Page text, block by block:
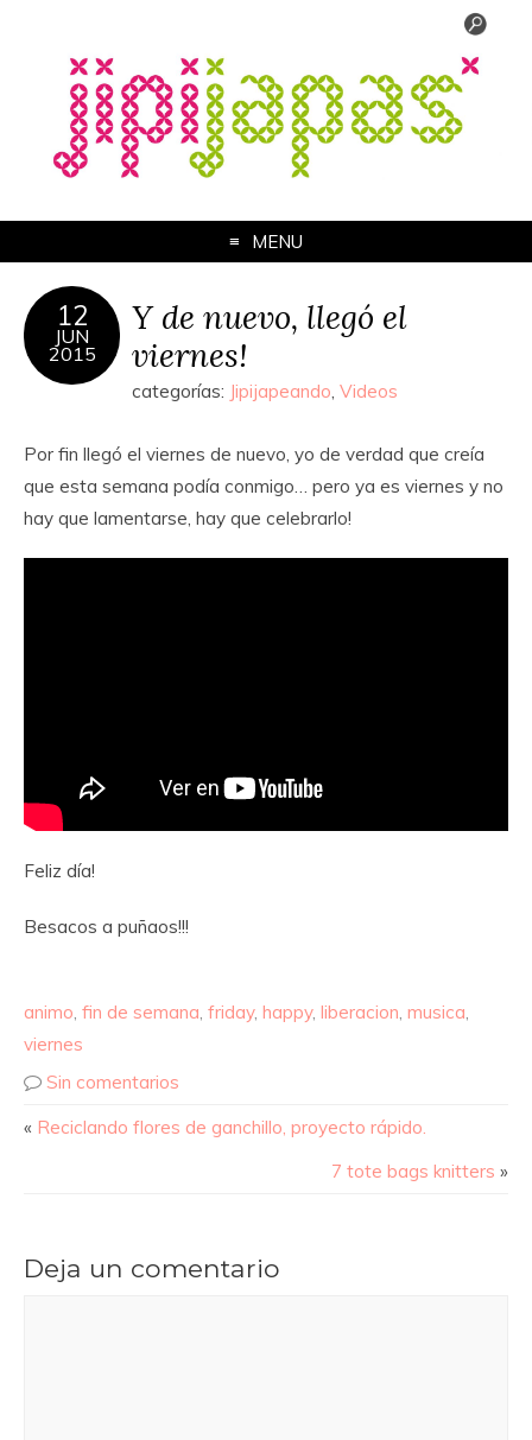
MENU
12
JUN
2015
Y de nuevo, llegó el
viernes!
categorías: Jipijapeando, Videos
Por fin llegó el viernes de nuevo, yo de verdad que creía
que esta semana podía conmigo… pero ya es viernes y no
hay que lamentarse, hay que celebrarlo!
Feliz día!
Besacos a puñaos!!!
animo fin de semana friday, happy, liberacion musica
viernes
Sin comentarios
« Reciclando flores de ganchillo, proyecto rápido.
7 tote bags knitters »
Deja un comentario